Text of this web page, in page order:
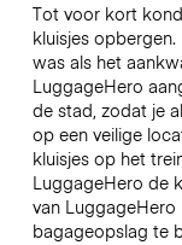
Tot voor kort
kluisjes
was als het
LuggageHero
de stad, zodat je
op een veilige
kluisjes op het
LuggageHero de
van
bagageopslag te